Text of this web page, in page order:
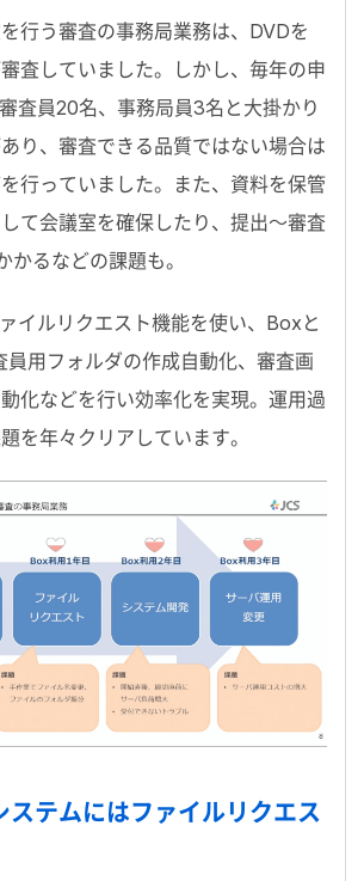
行う審査の事務局業務は、DVDを
査していました。しかし、毎年の申
査員20名、事務局員3名と大掛かり
り、審査できる品質ではない場合は
行っていました。また、資料を保管
て会議室を確保したり、提出〜審査
かるなどの課題も。
イルリクエスト機能を使い、Boxと
用フォルダの作成自動化、審査画
化などを行い効率化を実現。運用過
を年々クリアしています。
ステムにはファイルリクエス